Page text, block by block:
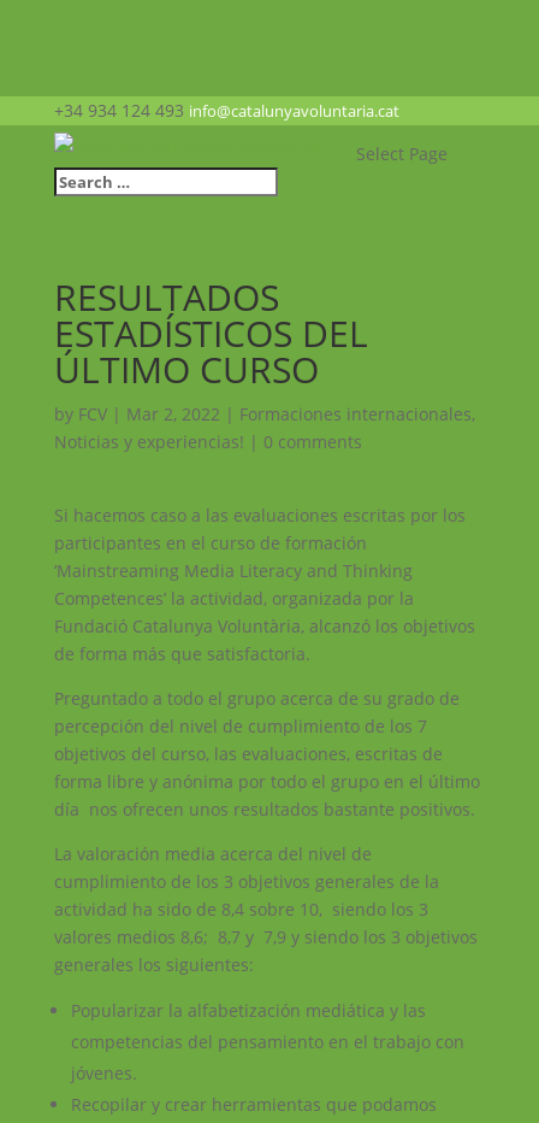
+34 934 124 493 info@catalunyavoluntaria.cat
Select Page
RESULTADOS
ESTADÍSTICOS DEL
ÚLTIMO CURSO
by FCV| Mar 2, 2022 | Formaciones internacionales,
Noticias y experiencias! | 0 comments
Si hacemos caso a las evaluaciones escritas por los
participantes en el curso de formación
‘Mainstreaming Media Literacy and Thinking
Competences’ la actividad, organizada por la
Fundació Catalunya Voluntària, alcanzó los objetivos
de forma más que satisfactoria.
Preguntado a todo el grupo acerca de su grado de
percepción del nivel de cumplimiento de los 7
objetivos del curso, las evaluaciones, escritas de
forma libre y anónima por todo el grupo en el último
día nos ofrecen unos resultados bastante positivos.
La valoración media acerca del nivel de
cumplimiento de los 3 objetivos generales de la
actividad ha sido de 8,4 sobre 10, siendo los 3
valores medios 8,6; 8,7 y 7,9 y siendo los 3 objetivos
generales los siguientes:
Popularizar la alfabetización mediática y las
competencias del pensamiento en el trabajo con
jóvenes.
Recopilar y crear herramientas que podamos